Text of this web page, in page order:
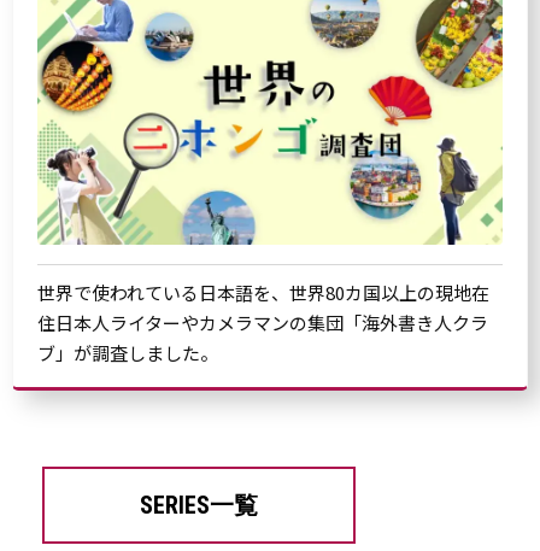
世界で使われている日本語を、世界80カ国以上の現地在
住日本人ライターやカメラマンの集団「海外書き人クラ
ブ」が調査しました。
SERIES一覧